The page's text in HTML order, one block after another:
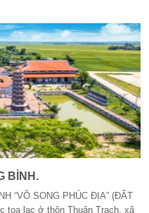
BÌNH.
“VÔ SONG PHÚC ĐỊA” (ĐẤT
tọa lạc ở thôn Thuận Trạch, xã